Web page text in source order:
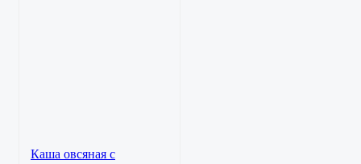
Каша овсяная с